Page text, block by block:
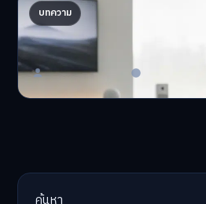
บทความ
AI จัดพอร์ตให้ปัง! เทรนด์ลงทุ
จอ
AI จัดพอร์ตให้ปัง! หมด…
Master Bussiness 23 มิถุนายน